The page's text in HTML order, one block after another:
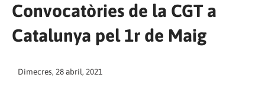
Convocatòries de la CGT a
Catalunya pel 1r de Maig
Dimecres, 28 abril, 2021